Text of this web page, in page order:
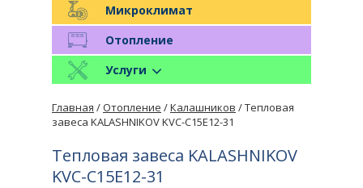
Микроклимат
Отопление
Услуги
Главная /Отопление /Калашников / Тепловая
завеса KALASHNIKOV KVС-C15E12-31
Тепловая завеса KALASHNIKOV
KVС-C15E12-31